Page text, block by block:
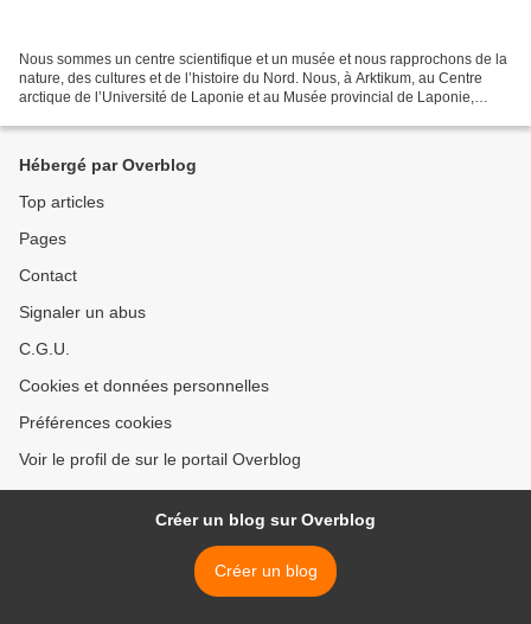
Nous sommes un centre scientifique et un musée et nous rapprochons de la
nature, des cultures et de l’histoire du Nord. Nous, à Arktikum, au Centre
arctique de l’Université de Laponie et au Musée provincial de Laponie,
Hébergé par Overblog
Top articles
Pages
Contact
Signaler un abus
C.G.U.
Cookies et données personnelles
Préférences cookies
Voir le profil de sur le portail Overblog
Créer un blog sur Overblog
Créer un blog